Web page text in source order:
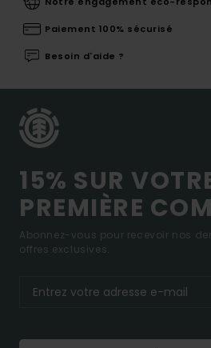
Paiement 100% sécurisé
Besoin d'aide ?
15% SUR
PREMIÈRE
Abonnez-vous pour recevoir nos
offres exclusives.